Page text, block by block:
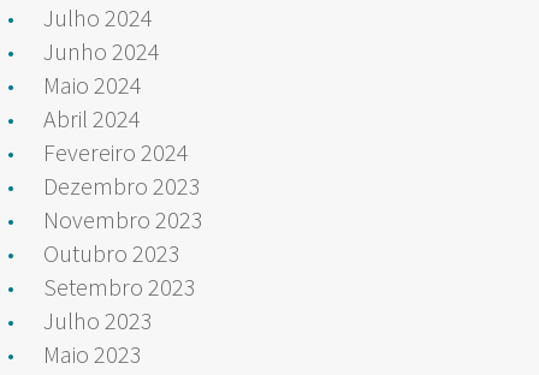
Julho 2024
Junho 2024
Maio 2024
Abril 2024
Fevereiro 2024
Dezembro 2023
Novembro 2023
Outubro 2023
Setembro 2023
Julho 2023
Maio 2023